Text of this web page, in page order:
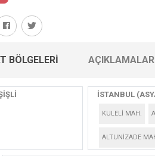
BÖLGELERI AÇIKLAMALAR
İSTANBUL
KULELİ MAH.
ALTUNİZADE